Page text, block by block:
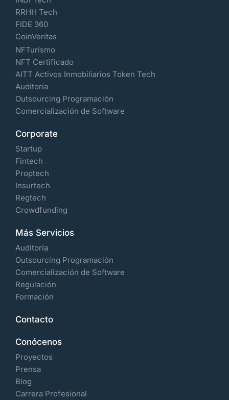
RRHH Tech
FIDE 360
CoinVeritas
NFTurismo
NFT Certificado
AITT Activos Inmobiliarios Token Tech
Auditoría
Outsourcing Programación
Comercialización de Software
Corporate
Startup
Fintech
Proptech
Insurtech
Regtech
Crowdfunding
Más Servicios
Auditoría
Outsourcing Programación
Comercialización de Software
Regulación
Formación
Contacto
Conócenos
Proyectos
Prensa
Blog
Carrera Profesional